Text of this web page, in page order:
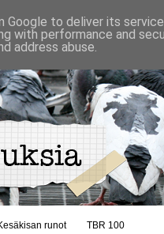
runot TBR 100
Google to deliver its
with performance and
address abuse.